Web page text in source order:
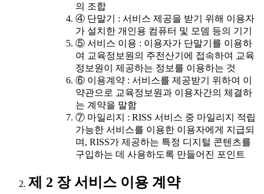
의 조합
④ 단말기 : 서비스 제공을 받기 위해 이용자
가 설치한 개인용 컴퓨터 및 모뎀 등의 기기
⑤ 서비스 이용 : 이용자가 단말기를 이용하
여 교육정보원의 주전산기에 접속하여 교육
정보원이 제공하는 정보를 이용하는 것
⑥ 이용계약 : 서비스를 제공받기 위하여 이
약관으로 교육정보원과 이용자간의 체결하
는 계약을 말함
⑦ 마일리지 : RISS 서비스 중 마일리지 적립
가능한 서비스를 이용한 이용자에게 지급되
며, RISS가 제공하는 특정 디지털 콘텐츠를
구입하는 데 사용하도록 만들어진 포인트
제 2 장 서비스 이용 계약